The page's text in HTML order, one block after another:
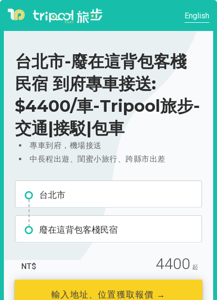
English
台北市-廢在這背包客棧
民宿 到府專車接送:
$4400/車-Tripool旅步-
交通|接駁|包車
專車到府，機場接送
中長程出遊、閨蜜小旅行、跨縣市出差
台北市
廢在這背包客棧民宿
NT$ 4400 起
輸入地址、位置獲取報價 →